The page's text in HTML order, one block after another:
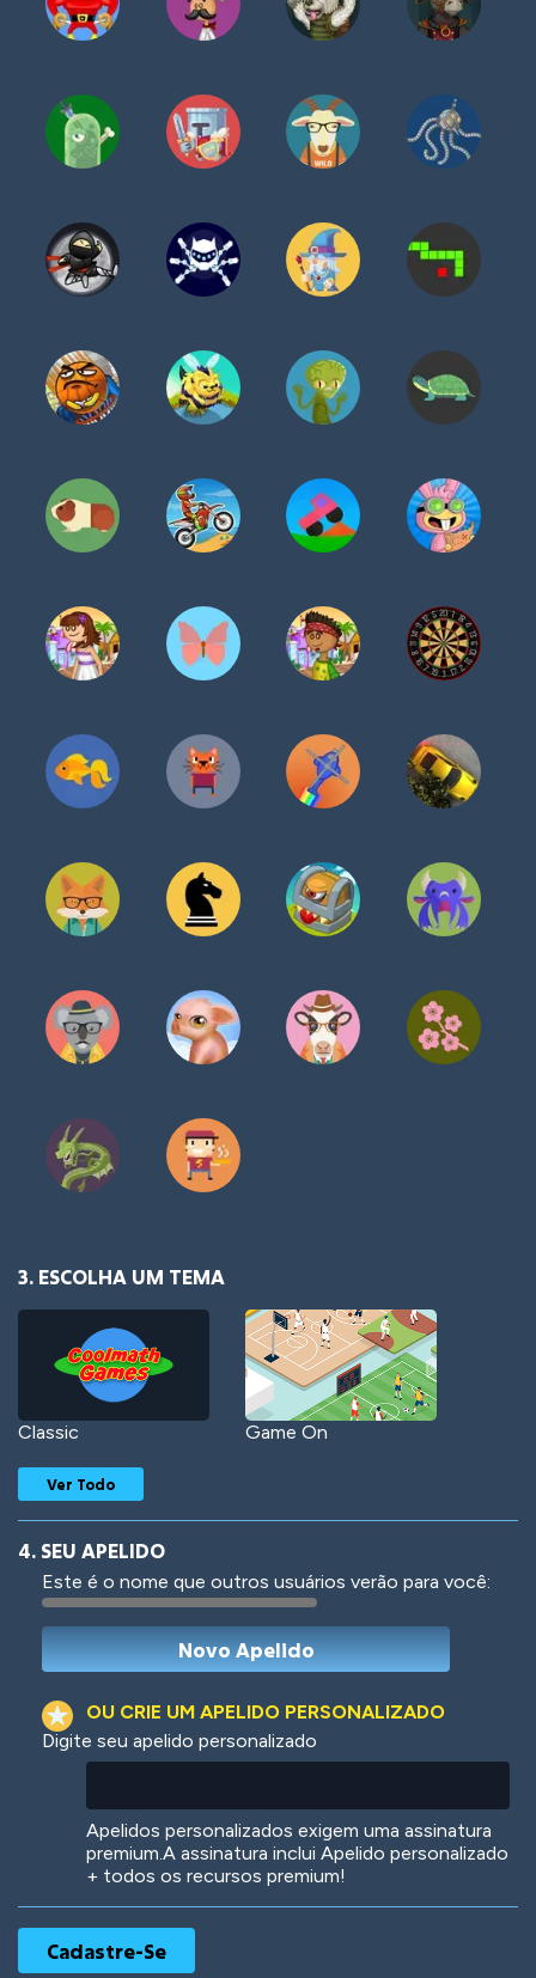
3. ESCOLHA UM TEMA
Classic Game On
Woof Jungle Cats
Ver Todo
4. SEU APELIDO
Este é o nome que outros usuários verão para você:
OU CRIE UM APELIDO PERSONALIZADO
Digite seu apelido personalizado
Apelidos personalizados exigem uma assinatura
premium.A assinatura inclui Apelido personalizado
+ todos os recursos premium!